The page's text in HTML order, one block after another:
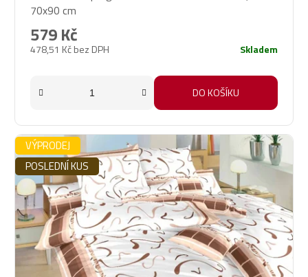
70x90 cm
478,51 Kč bez DPH
579 Kč
Skladem
DO KOŠÍKU
VÝPRODEJ
POSLEDNÍ KUS